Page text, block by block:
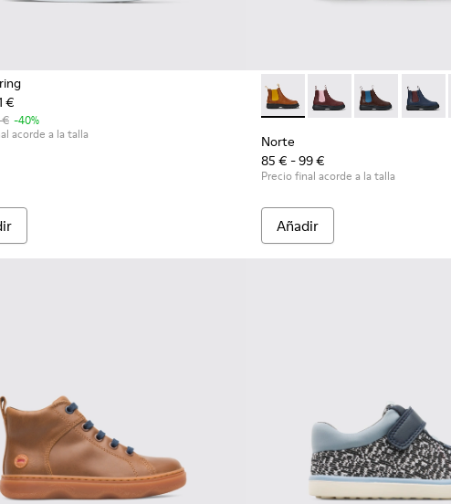
€
€ -40%
acorde a la talla
Norte - K900149-012 -
Norte - K900149-026
Norte - Norte
Norte
85 € - 99 €
Precio final acorde a la talla
Añadir